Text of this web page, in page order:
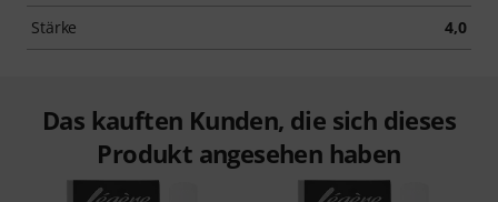
Stärke 4,0
Das kauften Kunden, die sich dieses
Produkt angesehen haben